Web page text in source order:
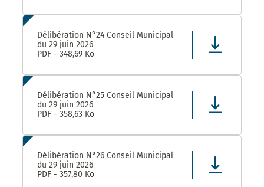
Délibération N°24 Conseil Municipal
du 29 juin 2026
PDF - 348,69 Ko
Délibération N°25 Conseil Municipal
du 29 juin 2026
PDF - 358,63 Ko
Délibération N°26 Conseil Municipal
du 29 juin 2026
PDF - 357,80 Ko